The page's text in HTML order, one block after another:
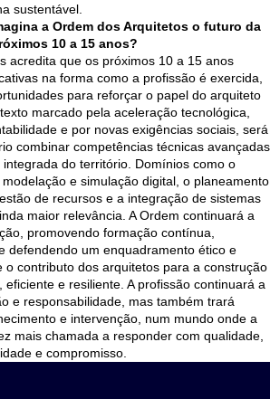
sustentável.
a Ordem dos Arquitetos o futuro da
10 a 15 anos?
acredita que os próximos 10 a 15 anos
na forma como a profissão é exercida,
para reforçar o papel do arquiteto
marcado pela aceleração tecnológica,
e por novas exigências sociais, será
combinar competências técnicas avançadas
do território. Domínios como o
e simulação digital, o planeamento
de recursos e a integração de sistemas
maior relevância. A Ordem continuará a
promovendo formação contínua,
defendendo um enquadramento ético e
o contributo dos arquitetos para a construção
e resiliente. A profissão continuará a
e responsabilidade, mas também trará
e intervenção, num mundo onde a
mais chamada a responder com qualidade,
e compromisso.